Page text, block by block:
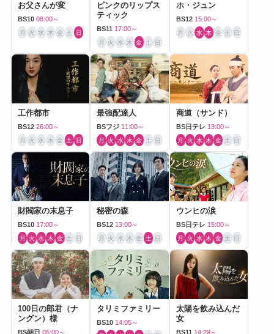
お父さんが変
BS10 08:00～
月 火 水 木 金 土 日
ピンクのリップス
ティック
BS11 17:00～
月 火 水 木 金 土 日
ホ・ジュン
BS12 15:00～
月 火 水 木 金 土 日
工作都市
BS12 26:00～
月 火 水 木 金 土 日
最強配達人
BSフジ 11:00～
月 火 水 木 金 土 日
商道（サンド）
BS日テレ 13:00～
月 火 水 木 金 土 日
財閥家の末息子
BS10 17:00～
月 火 水 木 金 土 日
秘密の森
BS12 13:00～
月 火 水 木 金 土 日
ウンヒの涙
BS日テレ 15:00～
月 火 水 木 金 土 日
100日の郎君（ナ
ングン）様
BS朝日 05:00～
タリミファミリー
BS10 14:05～
太陽を飲み込んだ
女
BS11 14:29～